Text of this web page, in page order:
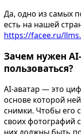
Да, одно из самых
есть на нашей
https://facee.ru/
Зачем нужен
пользоваться?
AI-аватар — это
основе которой
снимки. Чтобы его
своих фотографий
них должны быть